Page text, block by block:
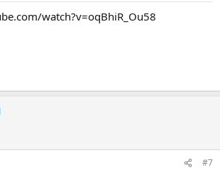
watch?v=oqBhiR_Ou58
#7